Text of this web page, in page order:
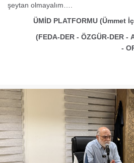
şeytan olmayalım….
ÜMİD PLATFORMU (Ümmet
(FEDA-DER - ÖZGÜR-DER -
-